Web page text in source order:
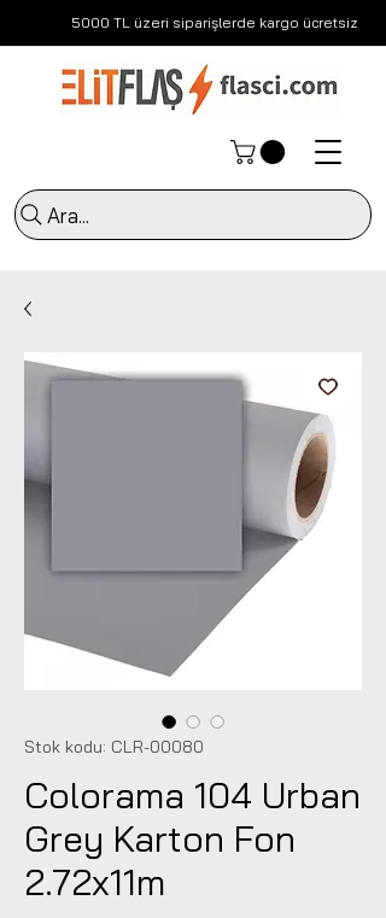
5000 TL üzeri siparişlerde kargo ücretsiz
Ara...
Stok kodu: CLR-00080
Colorama 104 Urban
Grey Karton Fon
2.72x11m